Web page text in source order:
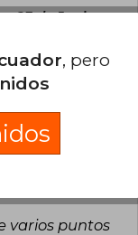
23 de Junio,
esperaba leer
No es útil
25 de Mayo,
varios puntos
, pero